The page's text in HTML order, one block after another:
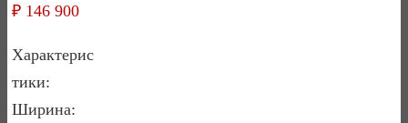
₽ 146 900
Характерис
тики:
Ширина: